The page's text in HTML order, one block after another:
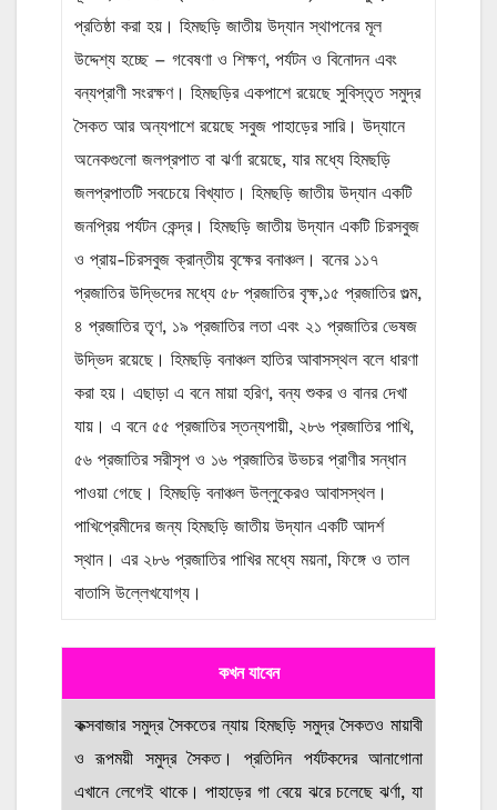
প্রতিষ্ঠা করা হয়। হিমছড়ি জাতীয় উদ্যান স্থাপনের মূল
উদ্দেশ্য হচ্ছে – গবেষণা ও শিক্ষণ, পর্যটন ও বিনোদন এবং
বন্যপ্রাণী সংরক্ষণ। হিমছড়ির একপাশে রয়েছে সুবিস্তৃত সমুদ্র
সৈকত আর অন্যপাশে রয়েছে সবুজ পাহাড়ের সারি। উদ্যানে
অনেকগুলো জলপ্রপাত বা ঝর্ণা রয়েছে, যার মধ্যে হিমছড়ি
জলপ্রপাতটি সবচেয়ে বিখ্যাত। হিমছড়ি জাতীয় উদ্যান একটি
জনপ্রিয় পর্যটন কেন্দ্র। হিমছড়ি জাতীয় উদ্যান একটি চিরসবুজ
ও প্রায়-চিরসবুজ ক্রান্তীয় বৃক্ষের বনাঞ্চল। বনের ১১৭
প্রজাতির উদ্ভিদের মধ্যে ৫৮ প্রজাতির বৃক্ষ,১৫ প্রজাতির গুল্ম,
৪ প্রজাতির তৃণ, ১৯ প্রজাতির লতা এবং ২১ প্রজাতির ভেষজ
উদ্ভিদ রয়েছে। হিমছড়ি বনাঞ্চল হাতির আবাসস্থল বলে ধারণা
করা হয়। এছাড়া এ বনে মায়া হরিণ, বন্য শুকর ও বানর দেখা
যায়। এ বনে ৫৫ প্রজাতির স্তন্যপায়ী, ২৮৬ প্রজাতির পাখি,
৫৬ প্রজাতির সরীসৃপ ও ১৬ প্রজাতির উভচর প্রাণীর সন্ধান
পাওয়া গেছে। হিমছড়ি বনাঞ্চল উল্লুকেরও আবাসস্থল।
পাখিপ্রেমীদের জন্য হিমছড়ি জাতীয় উদ্যান একটি আদর্শ
স্থান। এর ২৮৬ প্রজাতির পাখির মধ্যে ময়না, ফিঙ্গে ও তাল
বাতাসি উল্লেখযোগ্য।
কখন যাবেন
কক্সবাজার সমুদ্র সৈকতের ন্যায় হিমছড়ি সমুদ্র সৈকতও মায়াবী
ও রূপময়ী সমুদ্র সৈকত। প্রতিদিন পর্যটকদের আনাগোনা
এখানে লেগেই থাকে। পাহাড়ের গা বেয়ে ঝরে চলেছে ঝর্ণা, যা